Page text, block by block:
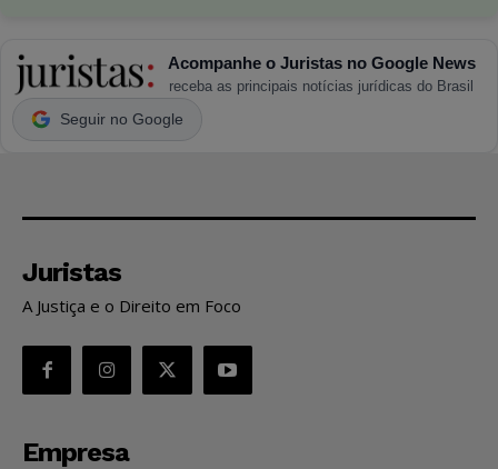
Acompanhe o Juristas no Google News
receba as principais notícias jurídicas do Brasil
Seguir no Google
Juristas
A Justiça e o Direito em Foco
Empresa